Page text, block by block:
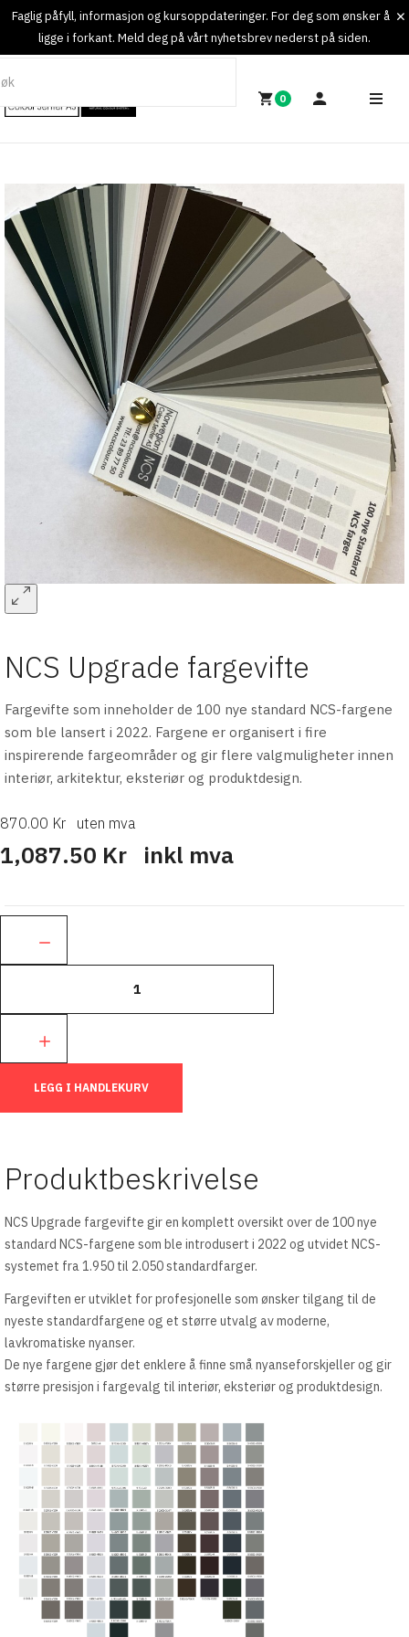
Faglig påfyll, informasjon og kursoppdateringer. For deg som ønsker å
ligge i forkant. Meld deg på vårt nyhetsbrev nederst på siden.
0
NCS Upgrade fargevifte
Fargevifte som inneholder de 100 nye standard NCS-fargene
som ble lansert i 2022. Fargene er organisert i fire
inspirerende fargeområder og gir flere valgmuligheter innen
interiør, arkitektur, eksteriør og produktdesign.
870.00 Kr uten mva
1,087.50 Kr inkl mva
LEGG I HANDLEKURV
Produktbeskrivelse
NCS Upgrade fargevifte gir en komplett oversikt over de 100 nye
standard NCS-fargene som ble introdusert i 2022 og utvidet NCS-
systemet fra 1.950 til 2.050 standardfarger.
Fargeviften er utviklet for profesjonelle som ønsker tilgang til de
nyeste standardfargene og et større utvalg av moderne,
lavkromatiske nyanser.
De nye fargene gjør det enklere å finne små nyanseforskjeller og gir
større presisjon i fargevalg til interiør, eksteriør og produktdesign.